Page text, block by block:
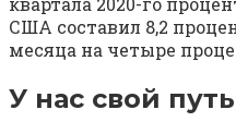
США составил 8,2
месяца на четыре
У нас свой путь